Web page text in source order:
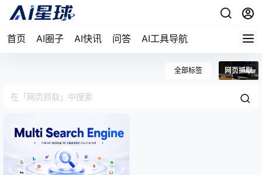
首页 AI圈子 AI快讯 问答 AI工具导航
全部标签 网页抓取